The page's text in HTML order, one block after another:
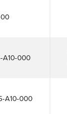
00
A10-000
A10-000